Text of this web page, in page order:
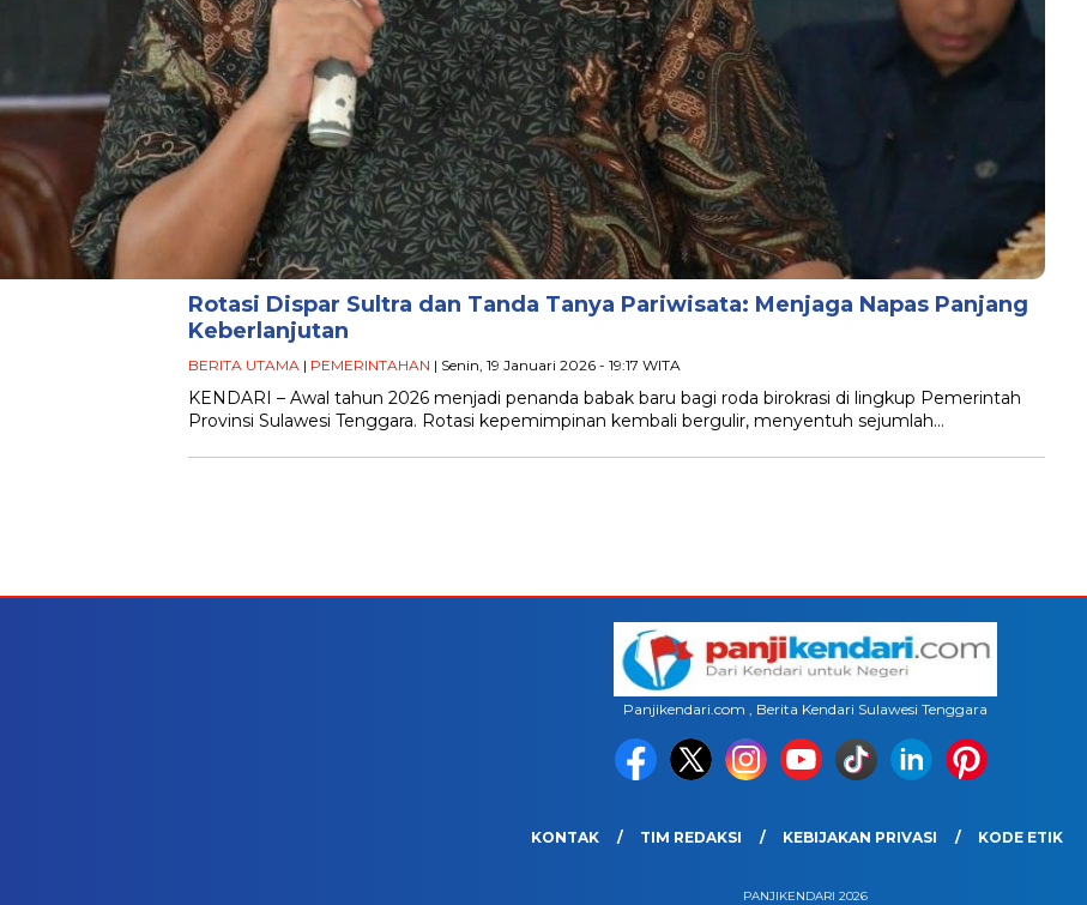
Rotasi Dispar Sultra dan Tanda Tanya Pariwisata: Menjaga Napas Panjang
Keberlanjutan
BERITA UTAMA | PEMERINTAHAN | Senin, 19 Januari 2026 - 19:17 WITA
KENDARI – Awal tahun 2026 menjadi penanda babak baru bagi roda birokrasi di lingkup Pemerintah
Provinsi Sulawesi Tenggara. Rotasi kepemimpinan kembali bergulir, menyentuh sejumlah…
Panjikendari.com , Berita Kendari Sulawesi Tenggara
KONTAK TIM REDAKSI KEBIJAKAN PRIVASI KODE ETIK
PANJIKENDARI 2026